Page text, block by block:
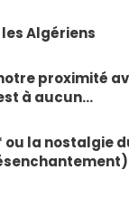
Algériens
proximité
à aucun…
ou la nostalgie